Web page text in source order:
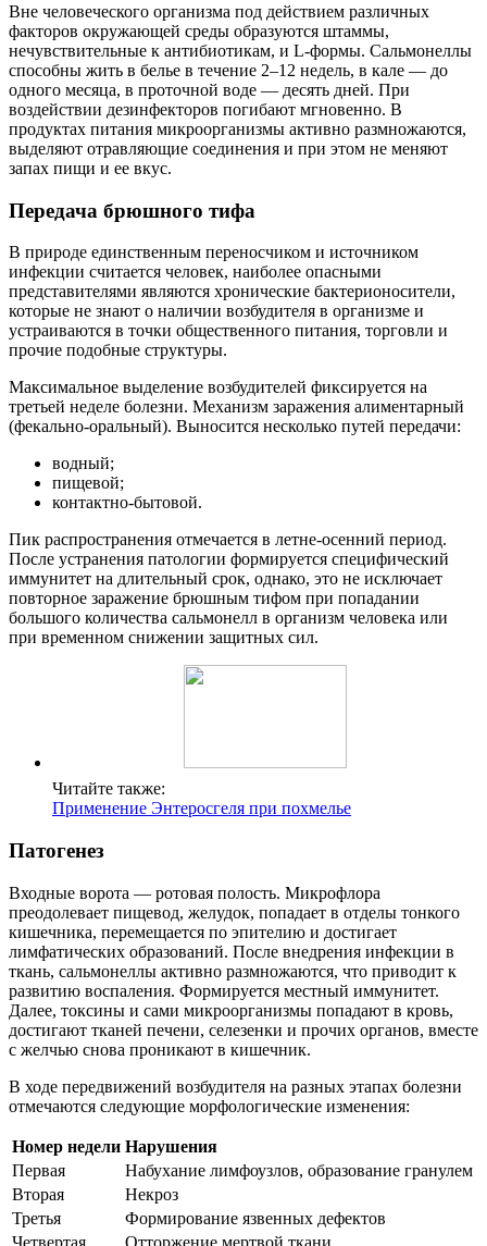
Вне человеческого организма под действием различных
факторов окружающей среды образуются штаммы,
нечувствительные к антибиотикам, и L-формы. Сальмонеллы
способны жить в белье в течение 2–12 недель, в кале — до
одного месяца, в проточной воде — десять дней. При
воздействии дезинфекторов погибают мгновенно. В
продуктах питания микроорганизмы активно размножаются,
выделяют отравляющие соединения и при этом не меняют
запах пищи и ее вкус.
Передача брюшного тифа
В природе единственным переносчиком и источником
инфекции считается человек, наиболее опасными
представителями являются хронические бактерионосители,
которые не знают о наличии возбудителя в организме и
устраиваются в точки общественного питания, торговли и
прочие подобные структуры.
Максимальное выделение возбудителей фиксируется на
третьей неделе болезни. Механизм заражения алиментарный
(фекально-оральный). Выносится несколько путей передачи:
водный;
пищевой;
контактно-бытовой.
Пик распространения отмечается в летне-осенний период.
После устранения патологии формируется специфический
иммунитет на длительный срок, однако, это не исключает
повторное заражение брюшным тифом при попадании
большого количества сальмонелл в организм человека или
при временном снижении защитных сил.
Читайте также:
Применение Энтеросгеля при похмелье
Патогенез
Входные ворота — ротовая полость. Микрофлора
преодолевает пищевод, желудок, попадает в отделы тонкого
кишечника, перемещается по эпителию и достигает
лимфатических образований. После внедрения инфекции в
ткань, сальмонеллы активно размножаются, что приводит к
развитию воспаления. Формируется местный иммунитет.
Далее, токсины и сами микроорганизмы попадают в кровь,
достигают тканей печени, селезенки и прочих органов, вместе
с желчью снова проникают в кишечник.
В ходе передвижений возбудителя на разных этапах болезни
отмечаются следующие морфологические изменения:
Номер недели Нарушения
Первая
Набухание лимфоузлов, образование гранулем
Вторая
Некроз
Третья
Формирование язвенных дефектов
Четвертая
Отторжение мертвой ткани